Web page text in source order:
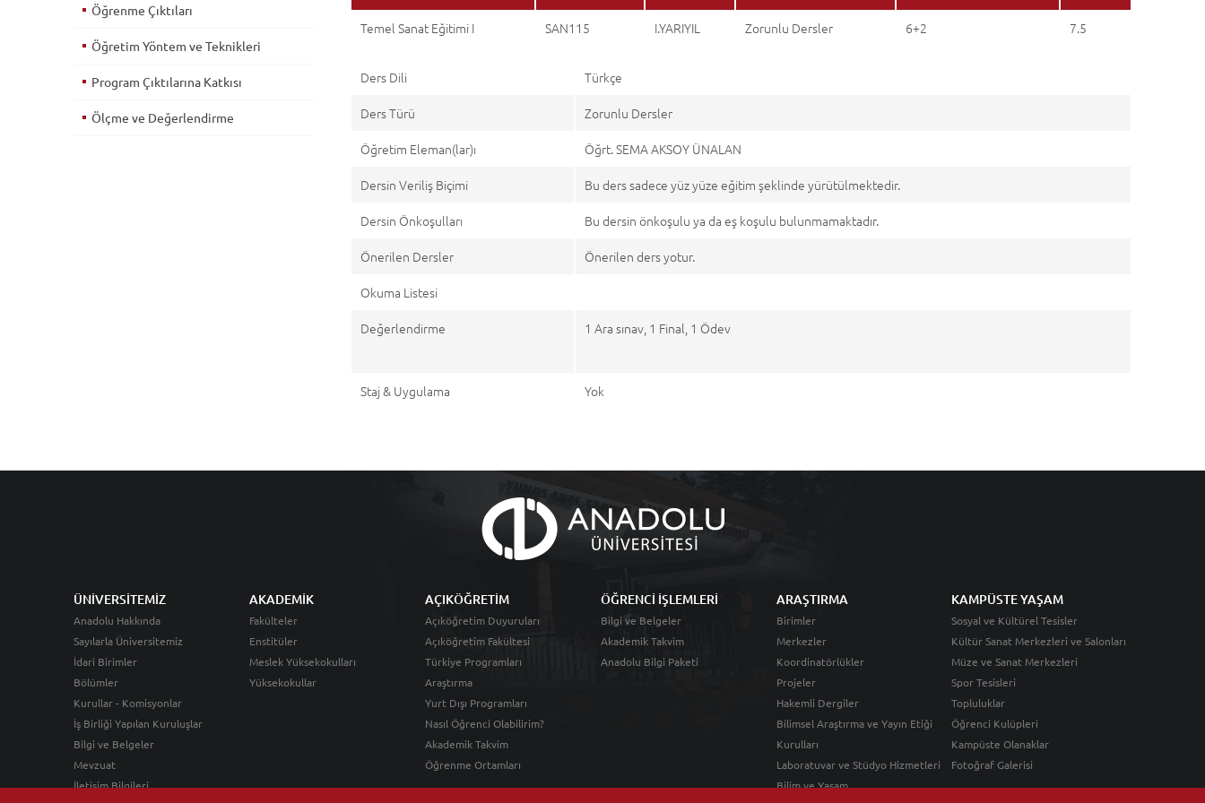
Temel Sanat Eğitimi I SAN115 I.YARIYIL Zorunlu Dersler 6+2 7.5
Ders Dili
Türkçe
Ders Türü
Zorunlu Dersler
Öğretim Eleman(lar)ı
Öğrt. SEMA AKSOY ÜNALAN
Dersin Veriliş Biçimi
Bu ders sadece yüz yüze eğitim şeklinde yürütülmektedir.
Dersin Önkoşulları
Bu dersin önkoşulu ya da eş koşulu bulunmamaktadır.
Önerilen Dersler
Önerilen ders yotur.
Okuma Listesi
Değerlendirme
1 Ara sınav, 1 Final, 1 Ödev
Staj & Uygulama Yok
Öğrenme Çıktıları
Öğretim Yöntem ve Teknikleri
Program Çıktılarına Katkısı
Ölçme ve Değerlendirme
ÜNİVERSİTEMİZ
Anadolu Hakkında
Sayılarla Üniversitemiz
İdari Birimler
Bölümler
Kurullar - Komisyonlar
İş Birliği Yapılan Kuruluşlar
Bilgi ve Belgeler
Mevzuat
İletişim Bilgileri
AKADEMİK
Fakülteler
Enstitüler
Meslek Yüksekokulları
Yüksekokullar
AÇIKÖĞRETİM
Açıköğretim Duyuruları
Açıköğretim Fakültesi
Türkiye Programları
Araştırma
Yurt Dışı Programları
Nasıl Öğrenci Olabilirim?
Akademik Takvim
Öğrenme Ortamları
ÖĞRENCİ İŞLEMLERİ
Bilgi ve Belgeler
Akademik Takvim
Anadolu Bilgi Paketi
ARAŞTIRMA
Birimler
Merkezler
Koordinatörlükler
Projeler
Hakemli Dergiler
Bilimsel Araştırma ve Yayın Etiği
Kurulları
Laboratuvar ve Stüdyo Hizmetleri
Bilim ve Yaşam
KAMPÜSTE YAŞAM
Sosyal ve Kültürel Tesisler
Kültür Sanat Merkezleri ve Salonları
Müze ve Sanat Merkezleri
Spor Tesisleri
Topluluklar
Öğrenci Kulüpleri
Kampüste Olanaklar
Fotoğraf Galerisi